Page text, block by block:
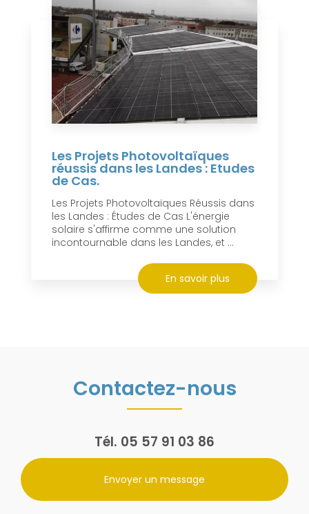
Les Projets Photovoltaïques
réussis dans les Landes : Etudes
de Cas.
Les Projets Photovoltaïques Réussis dans
les Landes : Études de Cas L'énergie
solaire s'affirme comme une solution
incontournable dans les Landes, et ...
En savoir plus
Contactez-nous
Tél. 05 57 91 03 86
Envoyer un message